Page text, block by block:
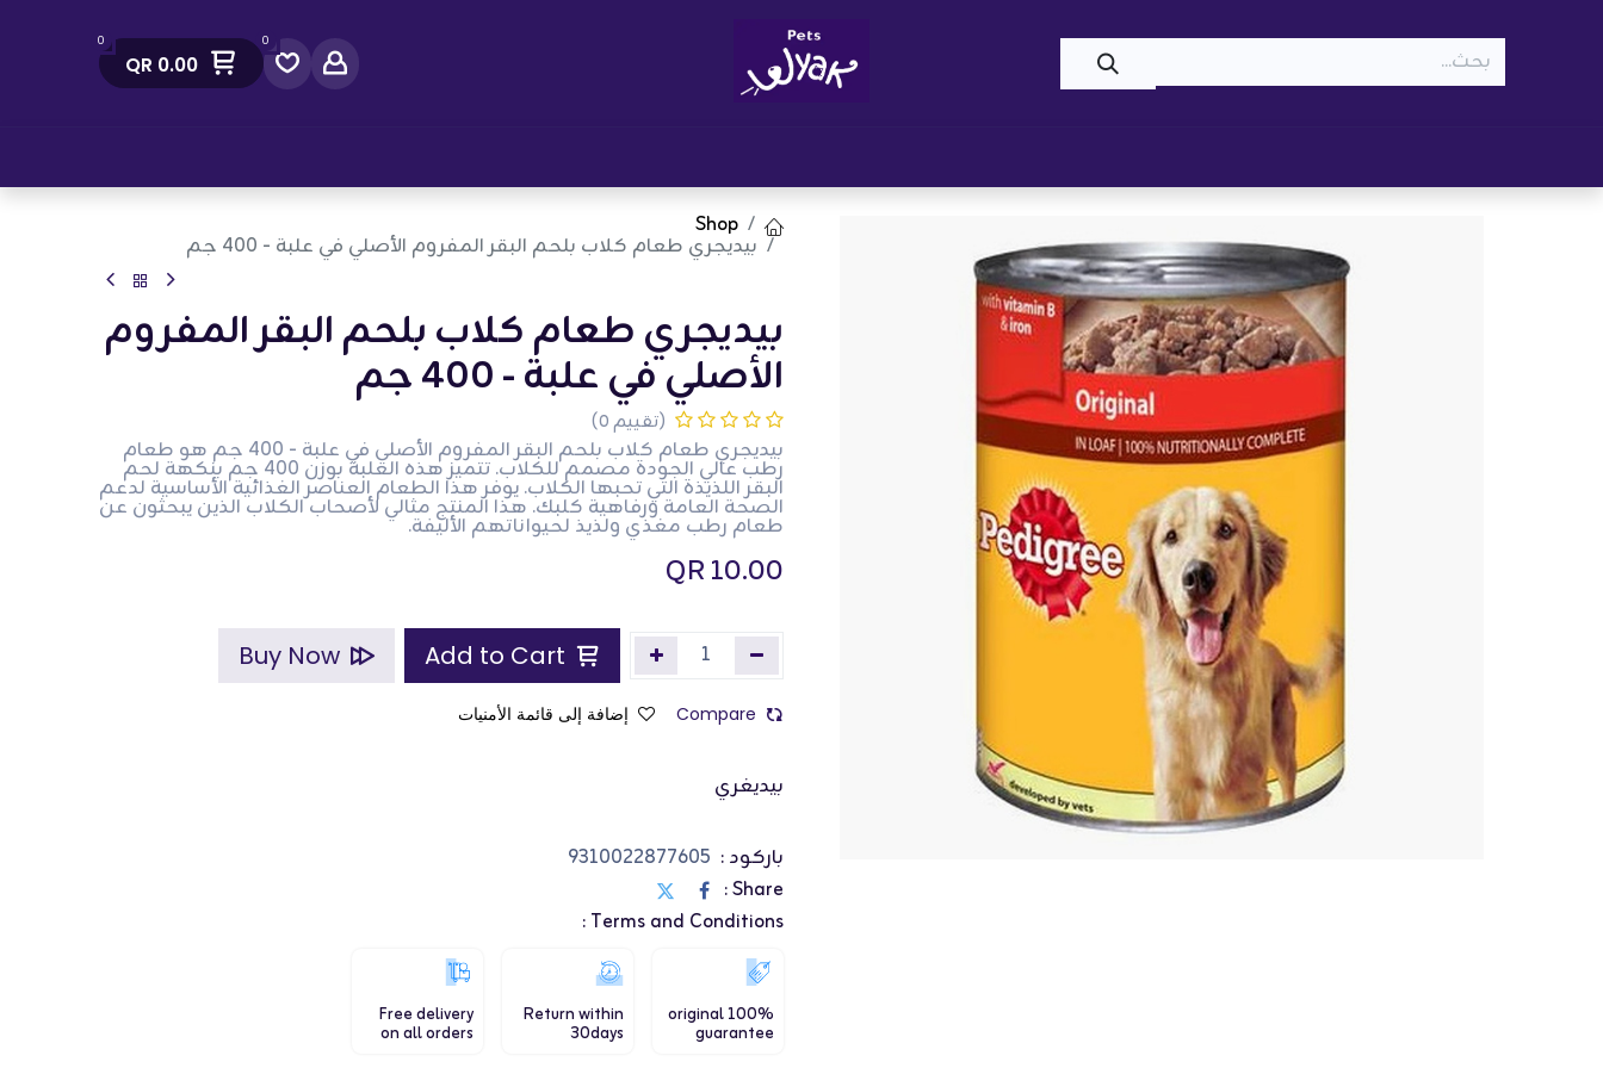
0
0
0.00
Shop
بيديجري طعام كلاب بلحم البقر المفروم الأصلي في علبة - 400 جم
بيديجري طعام كلاب بلحم البقر المفروم
الأصلي في علبة - 400 جم
(تقييم 0)
بيديجري طعام كلاب بلحم البقر المفروم الأصلي في علبة - 400 جم هو طعام
رطب عالي الجودة مصمم للكلاب. تتميز هذه العلبة بوزن 400 جم بنكهة لحم
البقر اللذيذة التي تحبها الكلاب. يوفر هذا الطعام العناصر الغذائية الأساسية لدعم
الصحة العامة ورفاهية كلبك. هذا المنتج مثالي لأصحاب الكلاب الذين يبحثون عن
طعام رطب مغذي ولذيذ لحيواناتهم الأليفة.
10.00
Buy Now
Compare إضافة إلى قائمة الأمنيات
بيديغري
باركود : 9310022877605
Share :
Terms and Conditions :
100% original
guarantee
Return within
30days
Free delivery
on all orders